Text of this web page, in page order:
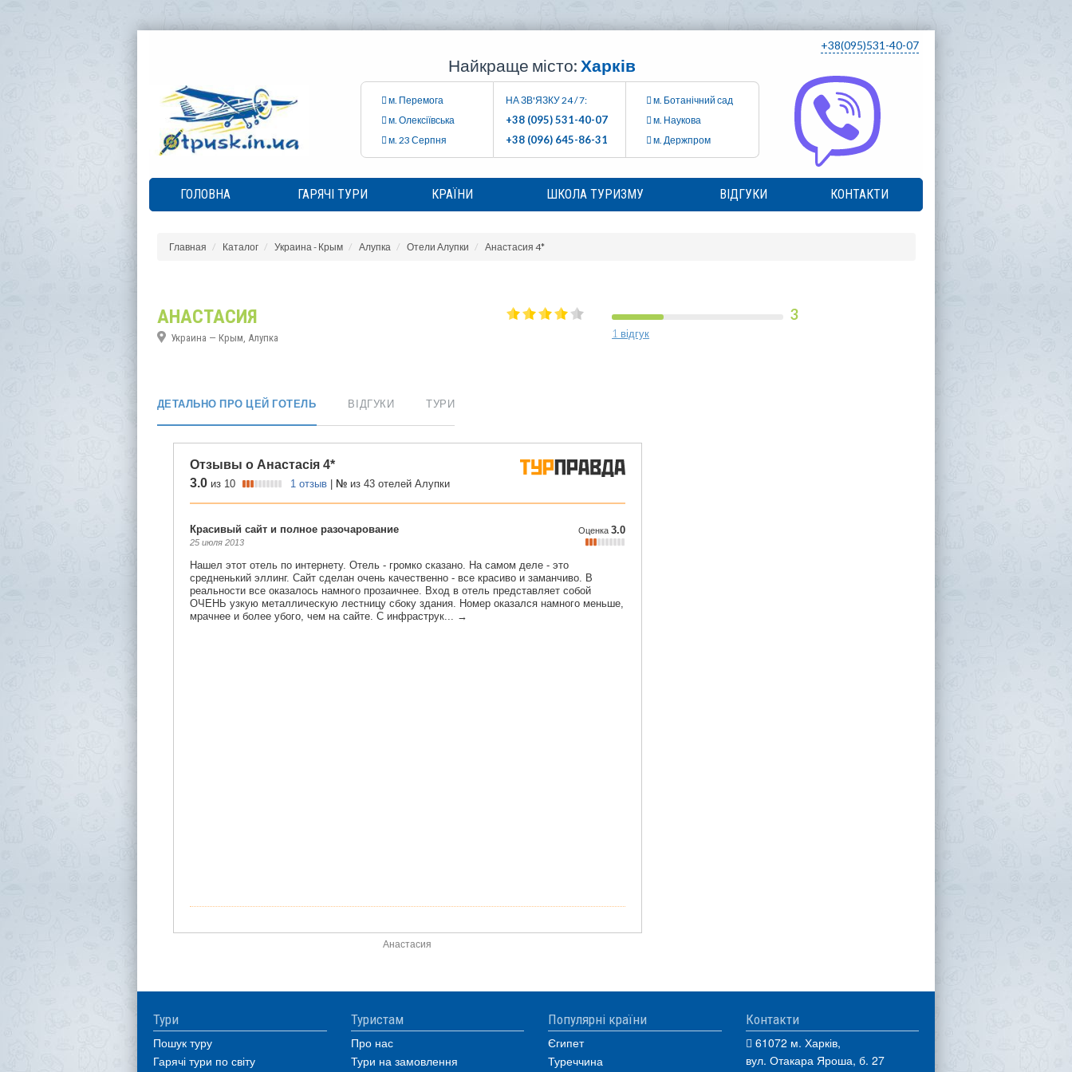
+38(095)531-40-07
Найкраще місто: Харків
м. Перемога
м. Олексіївська
м. 23 Серпня
НА ЗВ'ЯЗКУ 24 / 7:
+38 (095) 531-40-07
+38 (096) 645-86-31
м. Ботанічний сад
м. Наукова
м. Держпром
ГОЛОВНА ГАРЯЧІ ТУРИ КРАЇНИ ШКОЛА ТУРИЗМУ ВІДГУКИ КОНТАКТИ
Главная Каталог Украина - Крым Алупка Отели Алупки Анастасия 4*
АНАСТАСИЯ
Украина — Крым, Алупка
3
1 відгук
ДЕТАЛЬНО ПРО ЦЕЙ ГОТЕЛЬ ВІДГУКИ ТУРИ
Анастасия
Тури
Пошук туру
Гарячі тури по світу
Туристам
Про нас
Тури на замовлення
Популярні країни
Єгипет
Туреччина
Контакти
61072 м. Харків,
вул. Отакара Яроша, б. 27